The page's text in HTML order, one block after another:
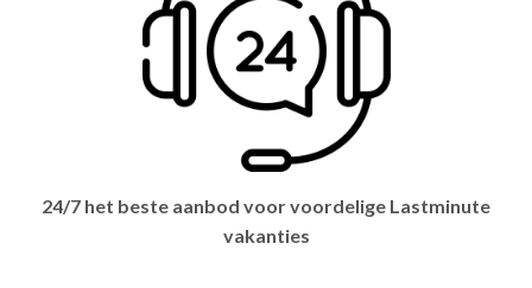
24/7 het beste aanbod voor voordelige Lastminute
vakanties